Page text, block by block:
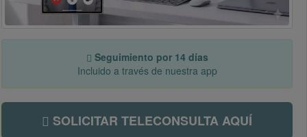
Seguimiento por 14 días
Incluido a través de nuestra app
SOLICITAR TELECONSULTA AQUÍ